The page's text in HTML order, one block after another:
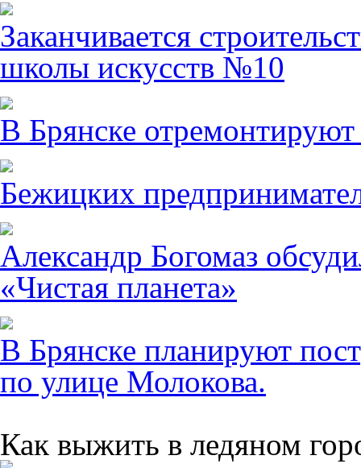
Заканчивается
школы искусств №10
В Брянске
Бежицких
Александр Богомаз
«Чистая планета»
В Брянске планируют
по улице Молокова.
Как выжить в ледяном